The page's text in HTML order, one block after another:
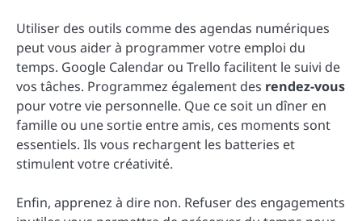
Utiliser des outils comme des agendas numériques
peut vous aider à programmer votre emploi du
temps. Google Calendar ou Trello facilitent le suivi de
vos tâches. Programmez également des rendez-vous
pour votre vie personnelle. Que ce soit un dîner en
famille ou une sortie entre amis, ces moments sont
essentiels. Ils vous rechargent les batteries et
stimulent votre créativité.
Enfin, apprenez à dire non. Refuser des engagements